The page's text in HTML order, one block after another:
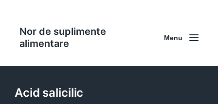
Nor de suplimente
alimentare
Menu
Acid salicilic